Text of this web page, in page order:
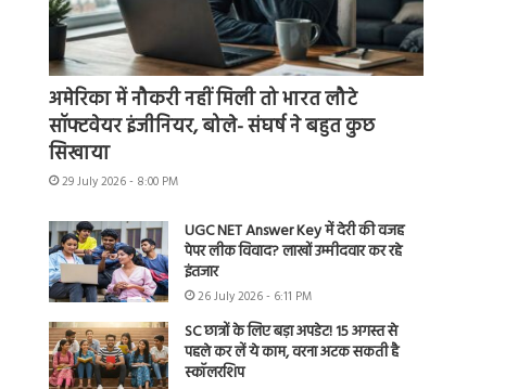
अमेरिका में नौकरी नहीं मिली तो भारत लौटे
सॉफ्टवेयर इंजीनियर, बोले- संघर्ष ने बहुत कुछ
सिखाया
29 July 2026 - 8:00 PM
UGC NET Answer Key में देरी की वजह
पेपर लीक विवाद? लाखों उम्मीदवार कर रहे
इंतजार
26 July 2026 - 6:11 PM
SC छात्रों के लिए बड़ा अपडेट! 15 अगस्त से
पहले कर लें ये काम, वरना अटक सकती है
स्कॉलरशिप